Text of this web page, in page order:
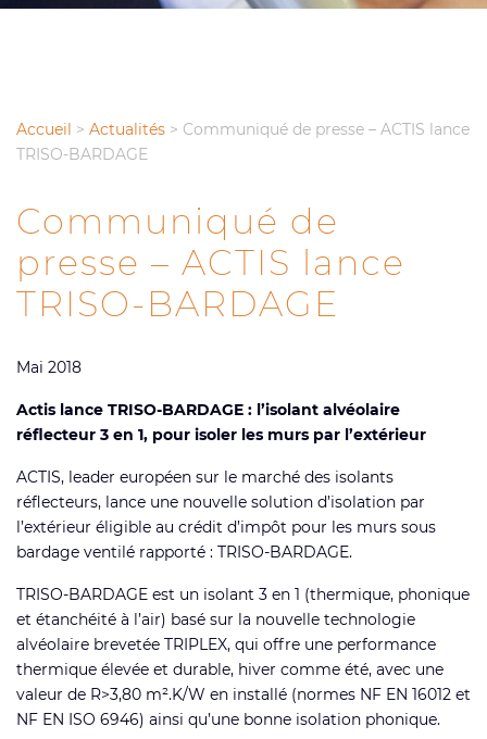
Accueil > Actualités > Communiqué de presse – ACTIS lance
TRISO-BARDAGE
Communiqué de
presse – ACTIS lance
TRISO-BARDAGE
Mai 2018
Actis lance TRISO-BARDAGE : l’isolant alvéolaire
réflecteur 3 en 1, pour isoler les murs par l’extérieur
ACTIS, leader européen sur le marché des isolants
réflecteurs, lance une nouvelle solution d’isolation par
l’extérieur éligible au crédit d’impôt pour les murs sous
bardage ventilé rapporté : TRISO-BARDAGE.
TRISO-BARDAGE est un isolant 3 en 1 (thermique, phonique
et étanchéité à l’air) basé sur la nouvelle technologie
alvéolaire brevetée TRIPLEX, qui offre une performance
thermique élevée et durable, hiver comme été, avec une
valeur de R>3,80 m².K/W en installé (normes NF EN 16012 et
NF EN ISO 6946) ainsi qu’une bonne isolation phonique.